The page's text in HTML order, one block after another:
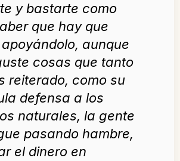
y bastarte como
que hay que
aunque
cosas que tanto
reiterado, como su
defensa a los
naturales, la gente
pasando hambre,
el dinero en